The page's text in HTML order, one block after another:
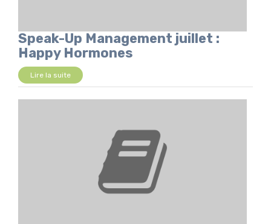
Speak-Up Management juillet :
Happy Hormones
Lire la suite